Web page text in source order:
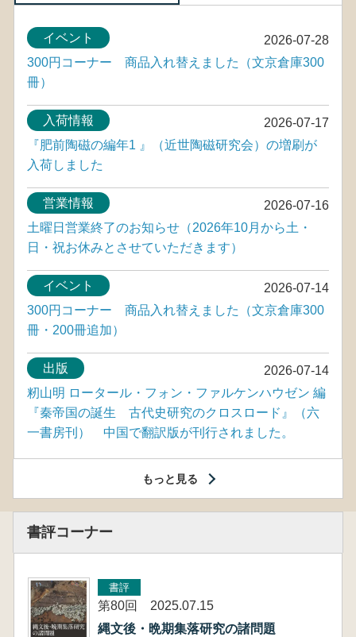
2026-07-28
イベント
300円コーナー 商品入れ替えました（文京倉庫300
冊）
2026-07-17
入荷情報
『肥前陶磁の編年1 』（近世陶磁研究会）の増刷が
入荷しました
2026-07-16
営業情報
土曜日営業終了のお知らせ（2026年10月から土・
日・祝お休みとさせていただきます）
2026-07-14
イベント
300円コーナー 商品入れ替えました（文京倉庫300
冊・200冊追加）
2026-07-14
出版
籾山明 ロータール・フォン・ファルケンハウゼン 編
『秦帝国の誕生 古代史研究のクロスロード』（六
一書房刊） 中国で翻訳版が刊行されました。
もっと見る
書評コーナー
書評
第80回 2025.07.15
縄文後・晩期集落研究の諸問題